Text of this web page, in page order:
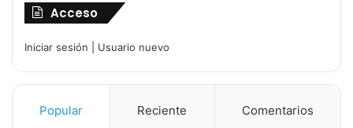
Acceso
Iniciar sesión Usuario nuevo
Popular Reciente Comentarios